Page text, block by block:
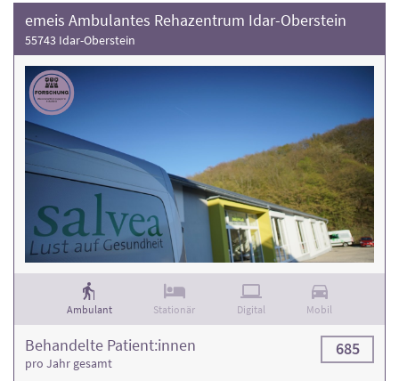
emeis Ambulantes Rehazentrum Idar-Oberstein
55743 Idar-Oberstein
Ambulant Stationär Digital Mobil
Behandelte Patient:innen
pro Jahr gesamt
685